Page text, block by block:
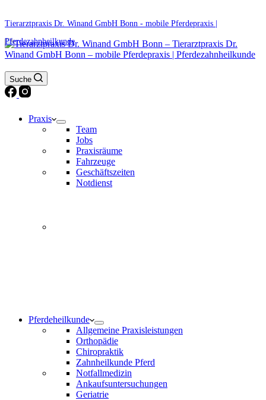
Tierarztpraxis Dr. Winand GmbH Bonn - mobile Pferdepraxis |
Pferdezahnheilkunde
Suche
Praxis
Team
Jobs
Praxisräume
Fahrzeuge
Geschäftszeiten
Notdienst
Pferdeheilkunde
Allgemeine Praxisleistungen
Orthopädie
Chiropraktik
Zahnheilkunde Pferd
Notfallmedizin
Ankaufsuntersuchungen
Geriatrie